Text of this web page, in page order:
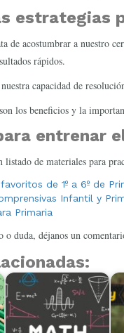
estrategias
de acostumbrar a nuestro
rápidos.
capacidad de
los beneficios y la
entrenar
de materiales para
de 1º a 6º de
Infantil y
Primaria
o duda, déjanos un